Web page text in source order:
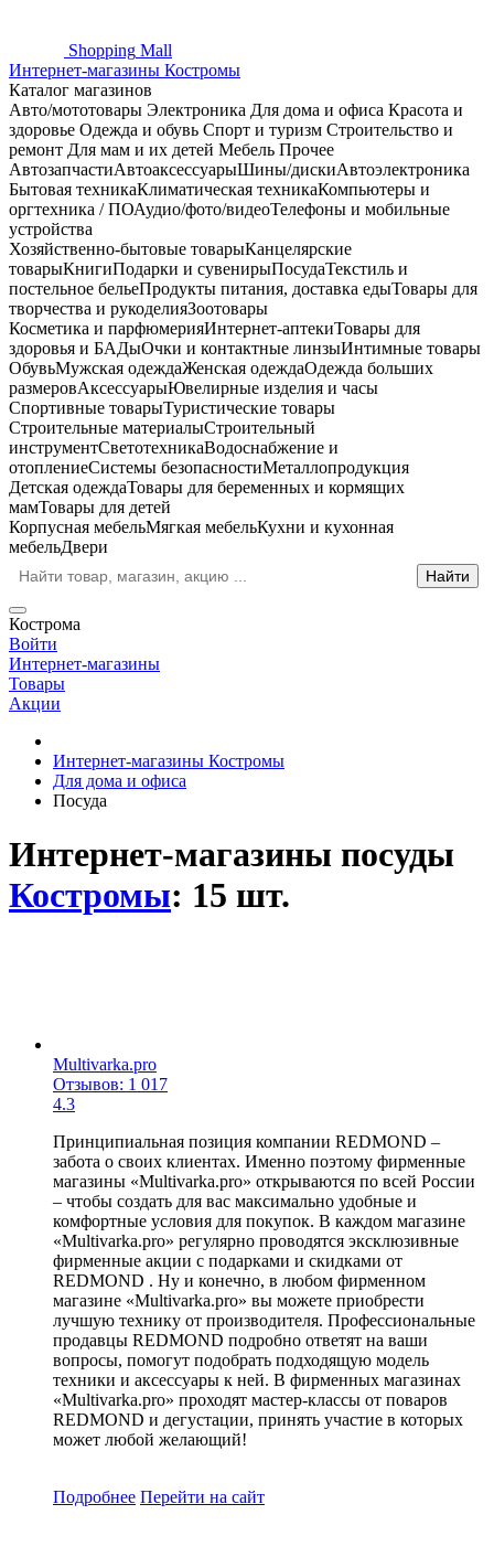
Shopping Mall
Интернет-магазины Костромы
Каталог магазинов
Авто/мототовары Электроника Для дома и офиса Красота и
здоровье Одежда и обувь Спорт и туризм Строительство и
ремонт Для мам и их детей Мебель Прочее
АвтозапчастиАвтоаксессуарыШины/дискиАвтоэлектроника
Бытовая техникаКлиматическая техникаКомпьютеры и
оргтехника / ПОАудио/фото/видеоТелефоны и мобильные
устройства
Хозяйственно-бытовые товарыКанцелярские
товарыКнигиПодарки и сувенирыПосудаТекстиль и
постельное бельеПродукты питания, доставка едыТовары для
творчества и рукоделияЗоотовары
Косметика и парфюмерияИнтернет-аптекиТовары для
здоровья и БАДыОчки и контактные линзыИнтимные товары
ОбувьМужская одеждаЖенская одеждаОдежда больших
размеровАксессуарыЮвелирные изделия и часы
Спортивные товарыТуристические товары
Строительные материалыСтроительный
инструментСветотехникаВодоснабжение и
отоплениеСистемы безопасностиМеталлопродукция
Детская одеждаТовары для беременных и кормящих
мамТовары для детей
Корпусная мебельМягкая мебельКухни и кухонная
мебельДвери
Кострома
Войти
Интернет-магазины
Товары
Акции
Интернет-магазины Костромы
Для дома и офиса
Посуда
Интернет-магазины посуды
Костромы: 15 шт.
Multivarka.pro
Отзывов: 1 017
4.3
Принципиальная позиция компании REDMOND –
забота о своих клиентах. Именно поэтому фирменные
магазины «Multivarka.pro» открываются по всей России
– чтобы создать для вас максимально удобные и
комфортные условия для покупок. В каждом магазине
«Multivarka.pro» регулярно проводятся эксклюзивные
фирменные акции с подарками и скидками от
REDMOND . Ну и конечно, в любом фирменном
магазине «Multivarka.pro» вы можете приобрести
лучшую технику от производителя. Профессиональные
продавцы REDMOND подробно ответят на ваши
вопросы, помогут подобрать подходящую модель
техники и аксессуары к ней. В фирменных магазинах
«Multivarka.pro» проходят мастер-классы от поваров
REDMOND и дегустации, принять участие в которых
может любой желающий!
Подробнее Перейти на сайт